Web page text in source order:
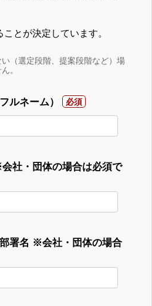
とが決定しています。
（選定段階、提案段階など）場
。
ルネーム）
社・団体の場合は必須で
署名 ※会社・団体の場合